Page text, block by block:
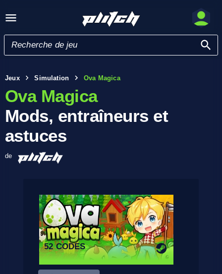
Jeux Simulation Ova Magica
Ova Magica
Mods, entraîneurs et
astuces
de
52 CODES